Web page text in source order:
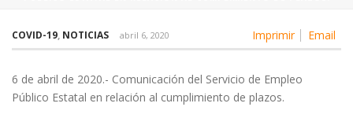
Imprimir Email
COVID-19, NOTICIAS abril 6, 2020
6 de abril de 2020.- Comunicación del Servicio de Empleo
Público Estatal en relación al cumplimiento de plazos.